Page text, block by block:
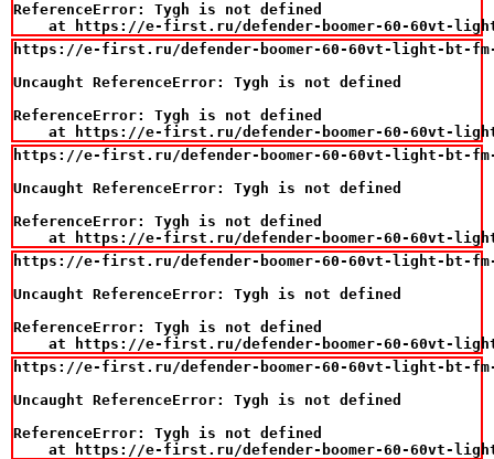
ReferenceError: Tygh is not defined
at https://e-first.ru/defender-boomer-60-60vt-
https://e-first.ru/defender-boomer-60-60vt-light-bt-fm-
Uncaught ReferenceError: Tygh is not defined
ReferenceError: Tygh is not defined
at https://e-first.ru/defender-boomer-60-60vt-
https://e-first.ru/defender-boomer-60-60vt-light-bt-fm-
Uncaught ReferenceError: Tygh is not defined
ReferenceError: Tygh is not defined
at https://e-first.ru/defender-boomer-60-60vt-
https://e-first.ru/defender-boomer-60-60vt-light-bt-fm-
Uncaught ReferenceError: Tygh is not defined
ReferenceError: Tygh is not defined
at https://e-first.ru/defender-boomer-60-60vt-
https://e-first.ru/defender-boomer-60-60vt-light-bt-fm-
Uncaught ReferenceError: Tygh is not defined
ReferenceError: Tygh is not defined
at https://e-first.ru/defender-boomer-60-60vt-